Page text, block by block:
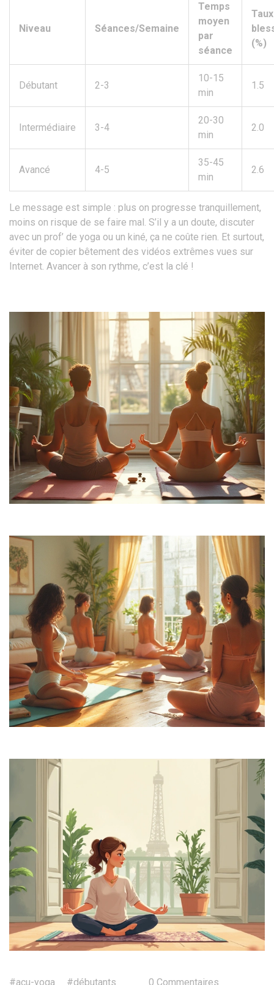
Niveau Séances/Semaine
Temps
moyen
par
séance
(%)
Débutant 2-3
10-15
min
1.5
Intermédiaire 3-4
20-30
min
2.0
Avancé 4-5
35-45
min
2.6
Le message est simple : plus on progresse tranquillement,
moins on risque de se faire mal. S’il y a un doute, discuter
avec un prof’ de yoga ou un kiné, ça ne coûte rien. Et surtout,
éviter de copier bêtement des vidéos extrêmes vues sur
Internet. Avancer à son rythme, c’est la clé !
#acu-yoga #débutants 0 Commentaires